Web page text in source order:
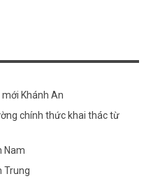
Khánh An
chính thức khai thác từ
Nam
Trung